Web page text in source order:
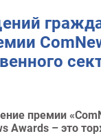
премии
Awards – это